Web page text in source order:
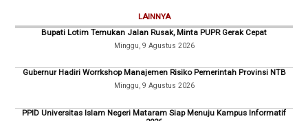
LAINNYA
Bupati Lotim Temukan Jalan Rusak, Minta PUPR Gerak Cepat
Minggu, 9 Agustus 2026
Gubernur Hadiri Worrkshop Manajemen Risiko Pemerintah Provinsi NTB
Minggu, 9 Agustus 2026
PPID Universitas Islam Negeri Mataram Siap Menuju Kampus Informatif